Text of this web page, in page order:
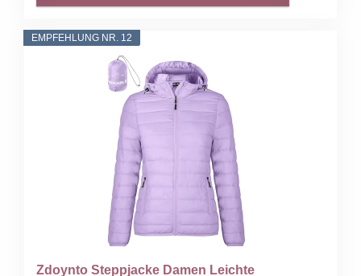
EMPFEHLUNG NR. 12
Zdoynto Steppjacke Damen Leichte